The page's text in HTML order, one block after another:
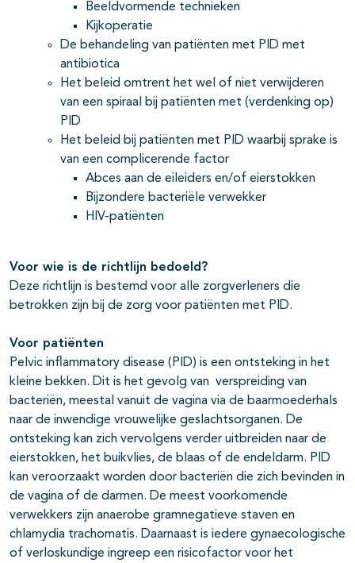
Beeldvormende technieken
Kijkoperatie
De behandeling van patiënten met PID met
antibiotica
Het beleid omtrent het wel of niet verwijderen
van een spiraal bij patiënten met (verdenking op)
PID
Het beleid bij patiënten met PID waarbij sprake is
van een complicerende factor
Abces aan de eileiders en/of eierstokken
Bijzondere bacteriële verwekker
HIV-patiënten
Voor wie is de richtlijn bedoeld?
Deze richtlijn is bestemd voor alle zorgverleners die
betrokken zijn bij de zorg voor patiënten met PID.
Voor patiënten
Pelvic inflammatory disease (PID) is een ontsteking in het
kleine bekken. Dit is het gevolg van verspreiding van
bacteriën, meestal vanuit de vagina via de baarmoederhals
naar de inwendige vrouwelijke geslachtsorganen. De
ontsteking kan zich vervolgens verder uitbreiden naar de
eierstokken, het buikvlies, de blaas of de endeldarm. PID
kan veroorzaakt worden door bacteriën die zich bevinden in
de vagina of de darmen. De meest voorkomende
verwekkers zijn anaerobe gramnegatieve staven en
chlamydia trachomatis. Daarnaast is iedere gynaecologische
of verloskundige ingreep een risicofactor voor het